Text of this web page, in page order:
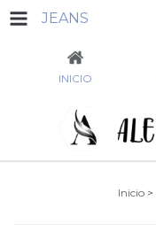
JEANS
INICIO
Inicio >